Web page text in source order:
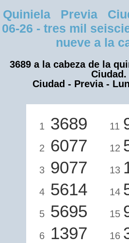
Quiniela Previa
06-26 - tres mil
nueve a la
3689 a la cabeza de la
Ciudad.
Ciudad - Previa -
1 3689
2 6077
3 9077
4 5614
5 5695
6 1397
11
12
13
14
15
16